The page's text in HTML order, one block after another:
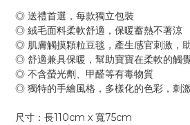
◎ 送禮首選，每款獨立包裝
◎ 絨毛面料柔軟舒適，保暖蓄熱不著涼
◎ 肌膚觸摸顆粒豆毯，產生感官刺激，
◎ 舒適兼具保暖，幫助寶寶在柔軟的觸
◎ 不含螢光劑、甲醛等有毒物質
◎ 獨特的手繪風格，多樣化的色彩，刺
尺寸：長110cm x 寬75cm